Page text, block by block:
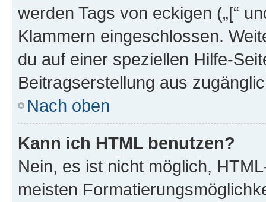
werden Tags von eckigen („[“
Klammern eingeschlossen.
du auf einer speziellen Hilfe-
Beitragserstellung aus
Nach oben
Kann ich HTML benutzen?
Nein, es ist nicht möglich,
meisten